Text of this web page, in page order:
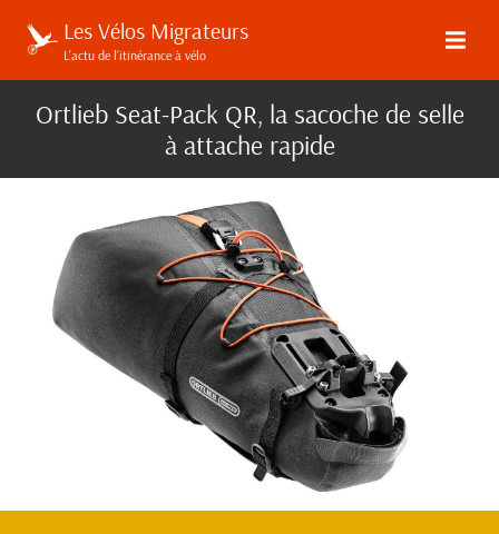
Les Vélos Migrateurs
L’actu de l’itinérance à vélo
Ortlieb Seat-Pack QR, la sacoche de selle
à attache rapide